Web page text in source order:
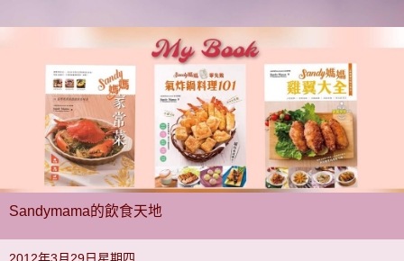
Sandymama的飲食天地